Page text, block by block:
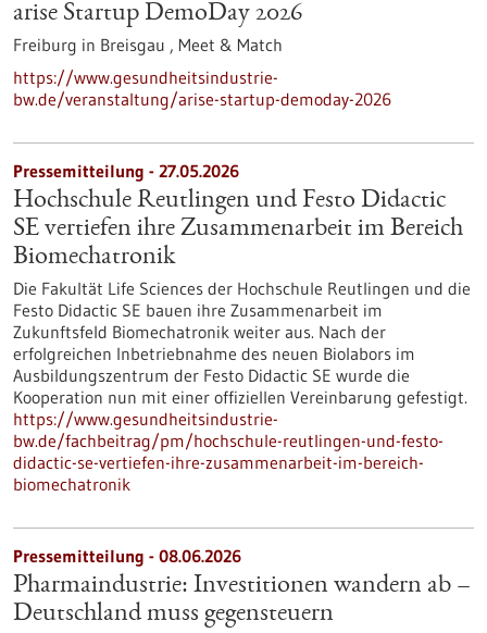
arise Startup DemoDay 2026
Freiburg in Breisgau , Meet & Match
https://www.gesundheitsindustrie-
bw.de/veranstaltung/arise-startup-demoday-2026
Pressemitteilung - 27.05.2026
Hochschule Reutlingen und Festo Didactic
SE vertiefen ihre Zusammenarbeit im Bereich
Biomechatronik
Die Fakultät Life Sciences der Hochschule Reutlingen und die
Festo Didactic SE bauen ihre Zusammenarbeit im
Zukunftsfeld Biomechatronik weiter aus. Nach der
erfolgreichen Inbetriebnahme des neuen Biolabors im
Ausbildungszentrum der Festo Didactic SE wurde die
Kooperation nun mit einer offiziellen Vereinbarung gefestigt.
https://www.gesundheitsindustrie-
bw.de/fachbeitrag/pm/hochschule-reutlingen-und-festo-
didactic-se-vertiefen-ihre-zusammenarbeit-im-bereich-
biomechatronik
Pressemitteilung - 08.06.2026
Pharmaindustrie: Investitionen wandern ab –
Deutschland muss gegensteuern